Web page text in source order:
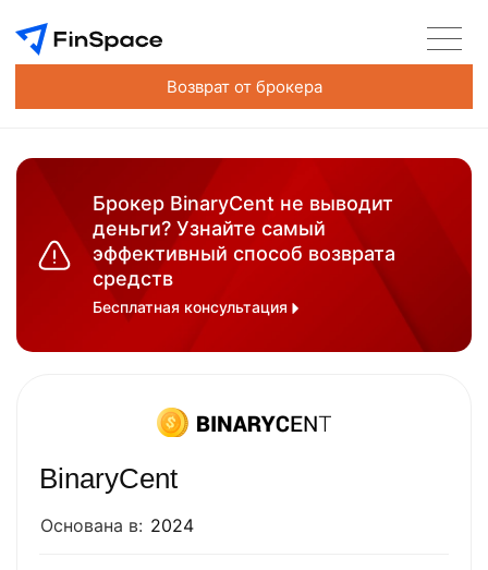
Возврат от брокера
Брокер BinaryCent не выводит
деньги? Узнайте самый
эффективный способ возврата
средств
Бесплатная консультация
BinaryCent
Основана в: 2024